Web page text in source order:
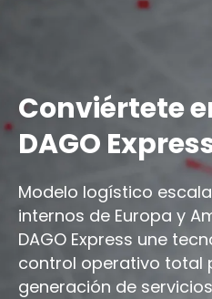
Conviértete
DAGO
Modelo logístico
internos de Europa y
DAGO Express une
control operativo total
generación de